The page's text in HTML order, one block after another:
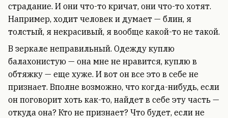
страдание. И они что-то кричат, они что-то хотят.
Например, ходит человек и думает — блин, я
толстый, я некрасивый, я вообще какой-то не такой.
В зеркале неправильный. Одежду куплю
балахонистую — она мне не нравится, куплю в
обтяжку — еще хуже. И вот он все это в себе не
признает. Вполне возможно, что когда-нибудь, если
он поговорит хоть как-то, найдет в себе эту часть —
откуда она? Кто не признает? Что будет, если не